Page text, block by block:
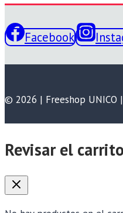
Facebook
© 2026 | Freeshop UNICO
Revisar el carrito